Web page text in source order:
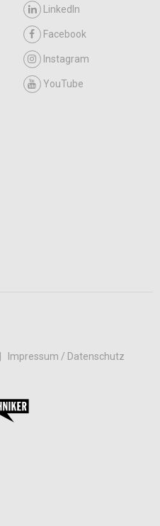
LinkedIn
Facebook
Instagram
YouTube
Impressum / Datenschutz